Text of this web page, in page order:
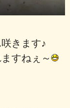
咲きます♪
すねぇ～